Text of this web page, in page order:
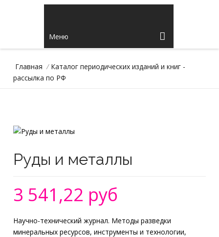
Меню
Главная / Каталог периодических изданий и книг -
рассылка по РФ
Руды и металлы
3 541,22 руб
Научно-технический журнал. Методы разведки
минеральных ресурсов, инструменты и технологии,